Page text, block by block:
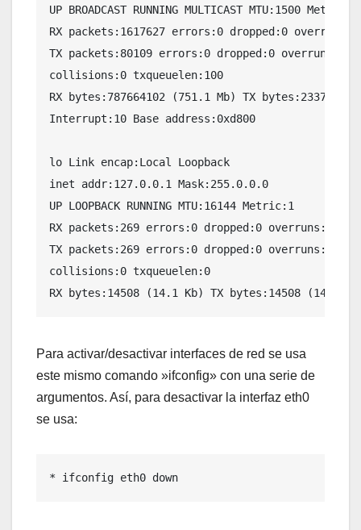
UP BROADCAST RUNNING MULTICAST MTU:1500 Metric:1
RX packets:1617627 errors:0 dropped:0
TX packets:80109 errors:0 dropped:0 overruns:0
collisions:0 txqueuelen:100
RX bytes:787664102 (751.1 Mb) TX bytes:23374191
Interrupt:10 Base address:0xd800
lo Link encap:Local Loopback
inet addr:127.0.0.1 Mask:255.0.0.0
UP LOOPBACK RUNNING MTU:16144 Metric:1
RX packets:269 errors:0 dropped:0 overruns:0
TX packets:269 errors:0 dropped:0 overruns:0
collisions:0 txqueuelen:0
RX bytes:14508 (14.1 Kb) TX bytes:14508 (14.1
Para activar/desactivar interfaces de red se usa
este mismo comando »ifconfig» con una serie de
argumentos. Así, para desactivar la interfaz eth0
se usa:
* ifconfig eth0 down